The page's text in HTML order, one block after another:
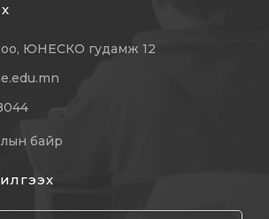
ЮНЕСКО гудамж 12
байр